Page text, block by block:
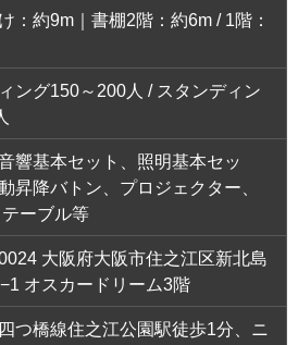
：約9m｜書棚2階：約6m / 1階：
ング150～200人 / スタンディン
響基本セット、照明基本セッ
昇降バトン、プロジェクター、
ーブル等
大阪府大阪市住之江区新北島
オスカードリーム3階
つ橋線住之江公園駅徒歩1分、ニ